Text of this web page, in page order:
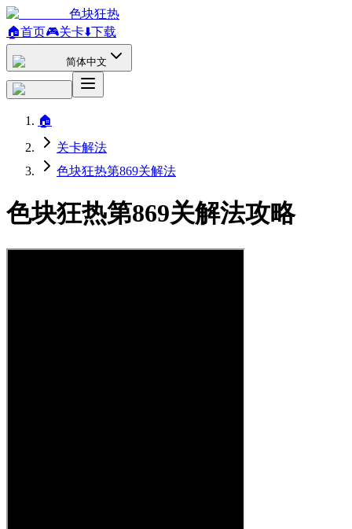
色块狂热
🏠首页🎮关卡⬇️下载
简体中文
🏠
关卡解法
色块狂热第869关解法
色块狂热第869关解法攻略